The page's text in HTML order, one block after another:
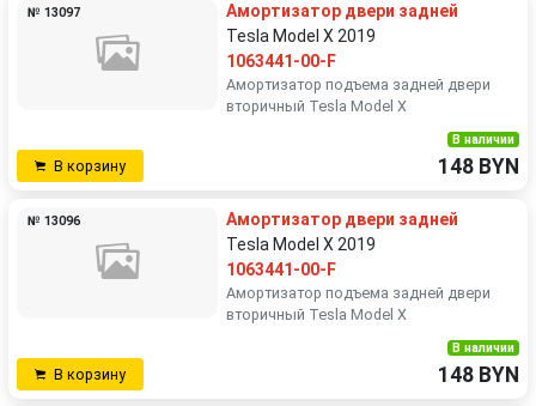
№ 13097
Амортизатор двери задней
Tesla Model X 2019
1063441-00-F
Амортизатор подъема задней двери
вторичный Tesla Model X
В корзину
В наличии
148 BYN
№ 13096
Амортизатор двери задней
Tesla Model X 2019
1063441-00-F
Амортизатор подъема задней двери
вторичный Tesla Model X
В корзину
В наличии
148 BYN